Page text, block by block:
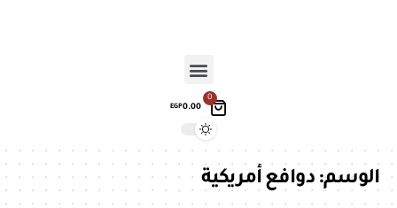
0
EGP0.00
الوسم:دوافع أمريكية